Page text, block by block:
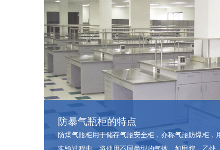
防暴气瓶柜的特点
防爆气瓶柜用于储存气瓶安全柜，亦称气瓶防爆柜